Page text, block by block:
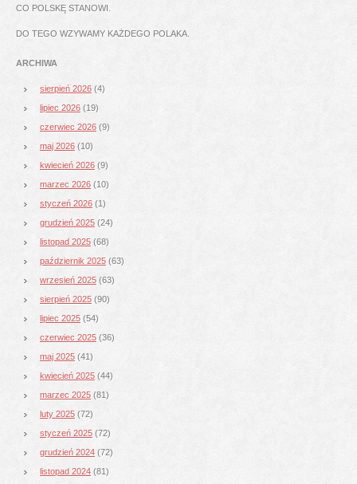
CO POLSKĘ STANOWI.
DO TEGO WZYWAMY KAŻDEGO POLAKA.
ARCHIWA
sierpień 2026 (4)
lipiec 2026 (19)
czerwiec 2026 (9)
maj 2026 (10)
kwiecień 2026 (9)
marzec 2026 (10)
styczeń 2026 (1)
grudzień 2025 (24)
listopad 2025 (68)
październik 2025 (63)
wrzesień 2025 (63)
sierpień 2025 (90)
lipiec 2025 (54)
czerwiec 2025 (36)
maj 2025 (41)
kwiecień 2025 (44)
marzec 2025 (81)
luty 2025 (72)
styczeń 2025 (72)
grudzień 2024 (72)
listopad 2024 (81)